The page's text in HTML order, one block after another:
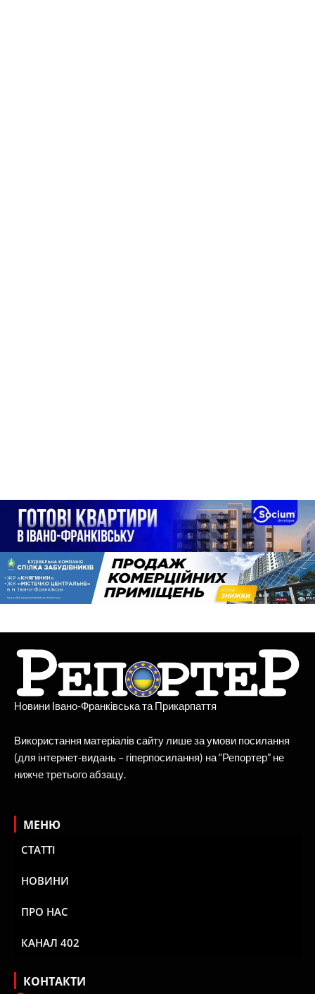
Новини Івано-Франківська та Прикарпаття
Використання матеріалів сайту лише за умови посилання
(для інтернет-видань – гіперпосилання) на “Репортер” не
нижче третього абзацу.
МЕНЮ
СТАТТІ
НОВИНИ
ПРО НАС
КАНАЛ 402
КОНТАКТИ